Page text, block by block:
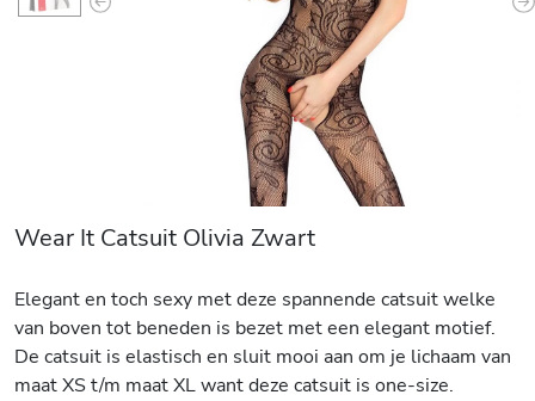
Previous
Wear It Catsuit Olivia Zwart
Elegant en toch sexy met deze spannende catsuit welke
van boven tot beneden is bezet met een elegant motief.
De catsuit is elastisch en sluit mooi aan om je lichaam van
maat XS t/m maat XL want deze catsuit is one-size.